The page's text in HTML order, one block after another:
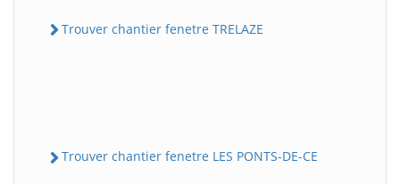
Trouver chantier fenetre TRELAZE
Trouver chantier fenetre LES PONTS-DE-CE